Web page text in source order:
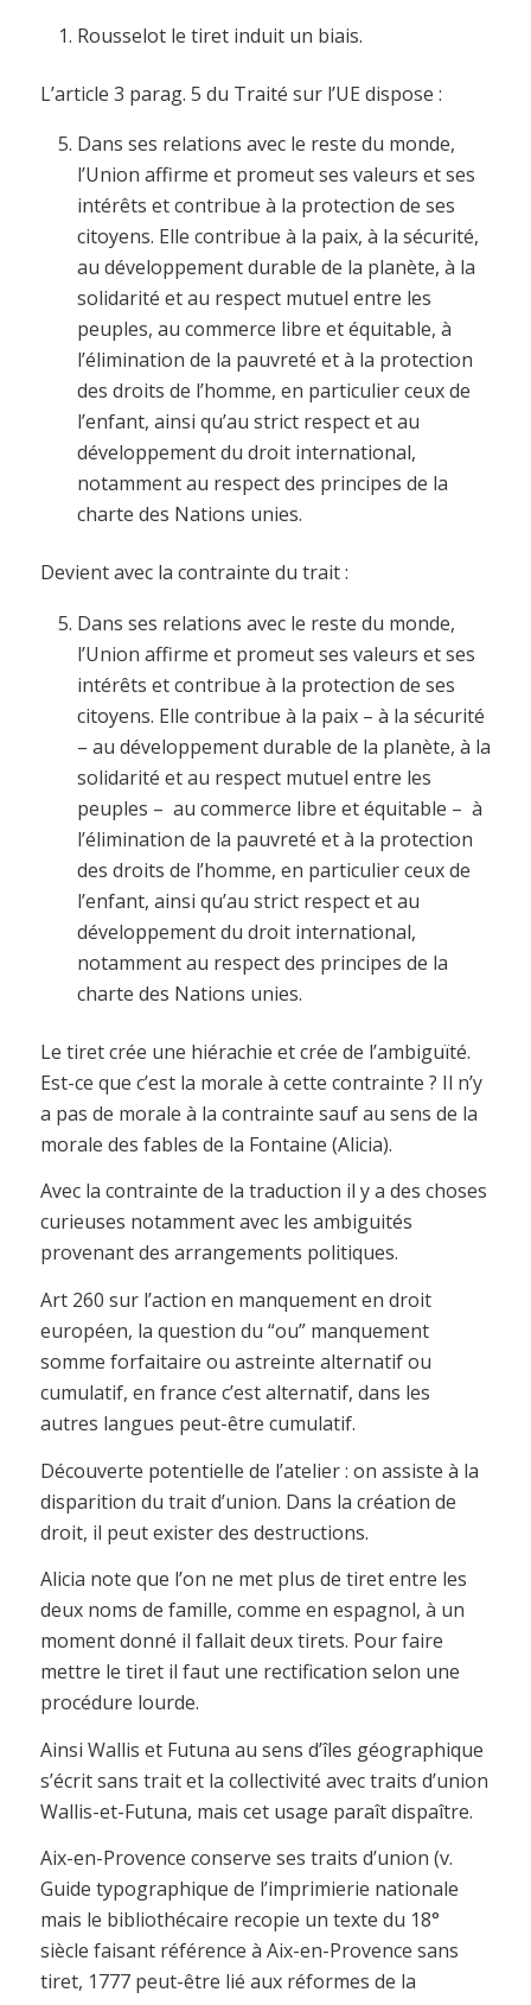
Rousselot le tiret induit un biais.
L’article 3 parag. 5 du Traité sur l’UE dispose :
Dans ses relations avec le reste du monde,
l’Union affirme et promeut ses valeurs et ses
intérêts et contribue à la protection de ses
citoyens. Elle contribue à la paix, à la sécurité,
au développement durable de la planète, à la
solidarité et au respect mutuel entre les
peuples, au commerce libre et équitable, à
l’élimination de la pauvreté et à la protection
des droits de l’homme, en particulier ceux de
l’enfant, ainsi qu’au strict respect et au
développement du droit international,
notamment au respect des principes de la
charte des Nations unies.
Devient avec la contrainte du trait :
Dans ses relations avec le reste du monde,
l’Union affirme et promeut ses valeurs et ses
intérêts et contribue à la protection de ses
citoyens. Elle contribue à la paix – à la sécurité
– au développement durable de la planète, à la
solidarité et au respect mutuel entre les
peuples – au commerce libre et équitable – à
l’élimination de la pauvreté et à la protection
des droits de l’homme, en particulier ceux de
l’enfant, ainsi qu’au strict respect et au
développement du droit international,
notamment au respect des principes de la
charte des Nations unies.
Le tiret crée une hiérachie et crée de l’ambiguïté.
Est-ce que c’est la morale à cette contrainte ? Il n’y
a pas de morale à la contrainte sauf au sens de la
morale des fables de la Fontaine (Alicia).
Avec la contrainte de la traduction il y a des choses
curieuses notamment avec les ambiguités
provenant des arrangements politiques.
Art 260 sur l’action en manquement en droit
européen, la question du “ou” manquement
somme forfaitaire ou astreinte alternatif ou
cumulatif, en france c’est alternatif, dans les
autres langues peut-être cumulatif.
Découverte potentielle de l’atelier : on assiste à la
disparition du trait d’union. Dans la création de
droit, il peut exister des destructions.
Alicia note que l’on ne met plus de tiret entre les
deux noms de famille, comme en espagnol, à un
moment donné il fallait deux tirets. Pour faire
mettre le tiret il faut une rectification selon une
procédure lourde.
Ainsi Wallis et Futuna au sens d’îles géographique
s’écrit sans trait et la collectivité avec traits d’union
Wallis-et-Futuna, mais cet usage paraît dispaître.
Aix-en-Provence conserve ses traits d’union (v.
Guide typographique de l’imprimierie nationale
mais le bibliothécaire recopie un texte du 18°
siècle faisant référence à Aix-en-Provence sans
tiret, 1777 peut-être lié aux réformes de la